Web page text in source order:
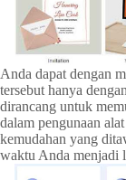
Anda dapat dengan
tersebut hanya
dirancang untuk
dalam pengunaan
kemudahan yang
waktu Anda menjadi